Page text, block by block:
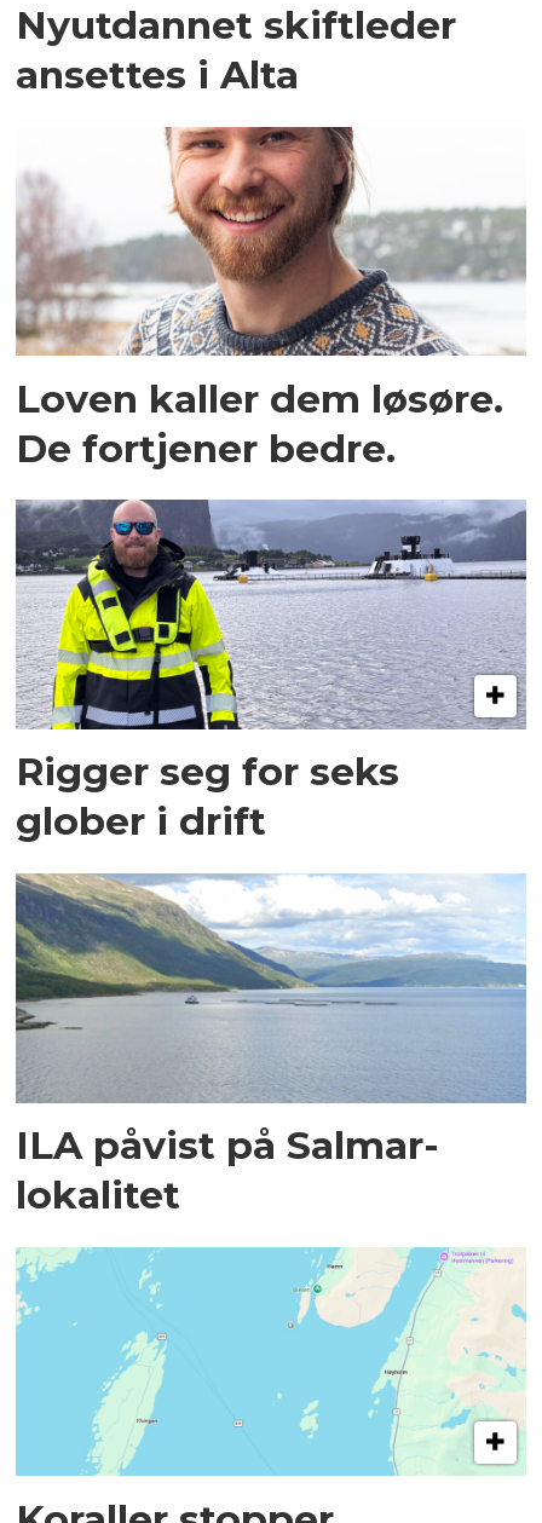
Nyutdannet skiftleder
ansettes i Alta
Loven kaller dem løsøre.
De fortjener bedre.
Rigger seg for seks
glober i drift
ILA påvist på Salmar-
lokalitet